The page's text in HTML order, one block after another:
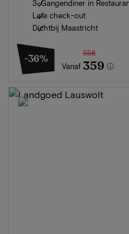
3-Gangendiner in
Late check-out
Dichtbij Maastricht
-36%
Vanaf
558
359